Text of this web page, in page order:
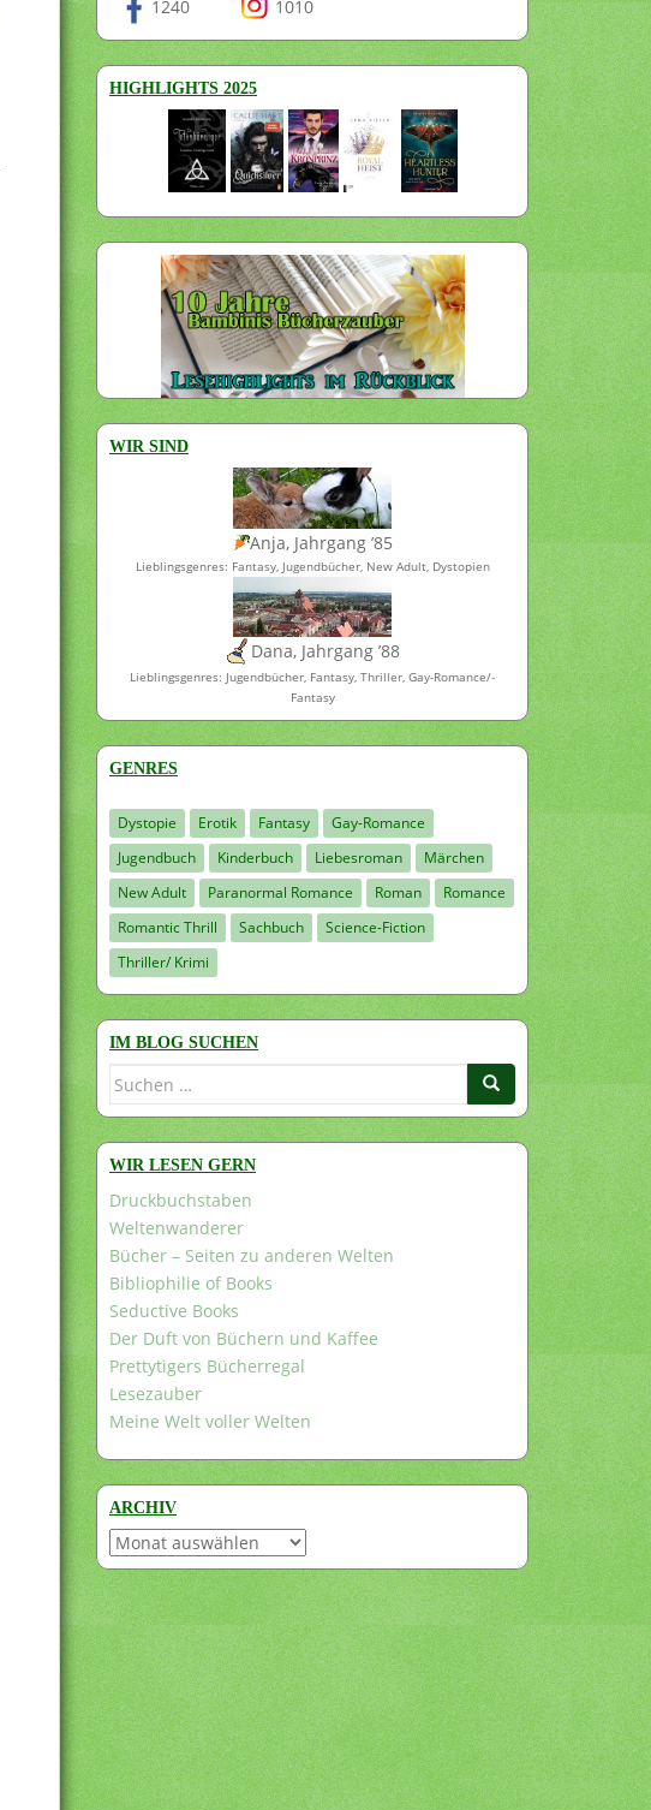
1240 1010
HIGHLIGHTS 2025
WIR SIND
Anja, Jahrgang ’85
Lieblingsgenres: Fantasy, Jugendbücher, New Adult, Dystopien
Dana, Jahrgang ’88
Lieblingsgenres: Jugendbücher, Fantasy, Thriller, Gay-Romance/-
Fantasy
GENRES
Dystopie Erotik Fantasy
Gay-Romance
Jugendbuch
Kinderbuch Liebesroman
Märchen
New Adult
Paranormal Romance Roman
Romance
Romantic Thrill
Sachbuch
Science-Fiction
Thriller/ Krimi
IM BLOG SUCHEN
Suchen
WIR LESEN GERN
Druckbuchstaben
Weltenwanderer
Bücher – Seiten zu anderen Welten
Bibliophilie of Books
Seductive Books
Der Duft von Büchern und Kaffee
Prettytigers Bücherregal
Lesezauber
Meine Welt voller Welten
ARCHIV
Archiv